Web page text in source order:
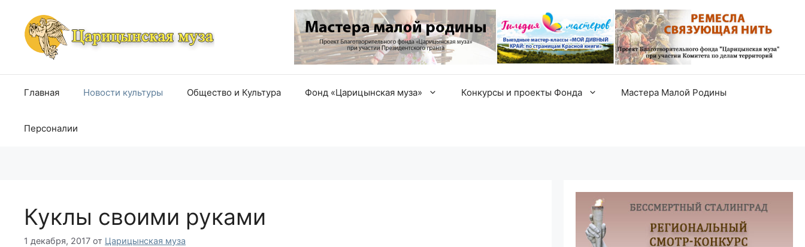
содержимому
Главная Новости культуры Общество и Культура Фонд «Царицынская муза» Конкурсы и проекты Фонда Мастера Малой Родины
Персоналии
Куклы своими руками
1 декабря, 2017 от Царицынская муза